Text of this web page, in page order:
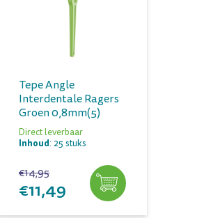
Tepe Angle
Interdentale Ragers
Groen 0,8mm(5)
Direct leverbaar
Inhoud: 25 stuks
€14,95
€11,49